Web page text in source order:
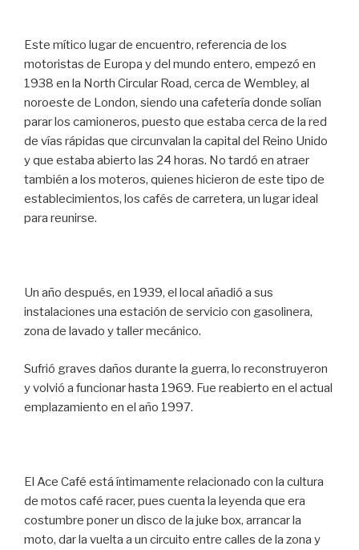
Este mítico lugar de encuentro, referencia de los
motoristas de Europa y del mundo entero, empezó en
1938 en la North Circular Road, cerca de Wembley, al
noroeste de London, siendo una cafetería donde solían
parar los camioneros, puesto que estaba cerca de la red
de vías rápidas que circunvalan la capital del Reino Unido
y que estaba abierto las 24 horas. No tardó en atraer
también a los moteros, quienes hicieron de este tipo de
establecimientos, los cafés de carretera, un lugar ideal
para reunirse.
Un año después, en 1939, el local añadió a sus
instalaciones una estación de servicio con gasolinera,
zona de lavado y taller mecánico.
Sufrió graves daños durante la guerra, lo reconstruyeron
y volvió a funcionar hasta 1969. Fue reabierto en el actual
emplazamiento en el año 1997.
El Ace Café está íntimamente relacionado con la cultura
de motos café racer, pues cuenta la leyenda que era
costumbre poner un disco de la juke box, arrancar la
moto, dar la vuelta a un circuito entre calles de la zona y